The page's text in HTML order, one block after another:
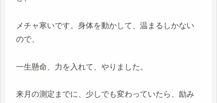
メチャ寒いです。身体を動かして、温まるしかない
ので、
一生懸命、力を入れて、やりました。
来月の測定までに、少しでも変わっていたら、励み